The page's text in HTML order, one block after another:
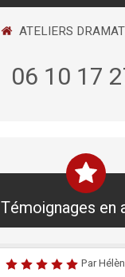
ATELIERS
06 10 17
Témoignages en
Par